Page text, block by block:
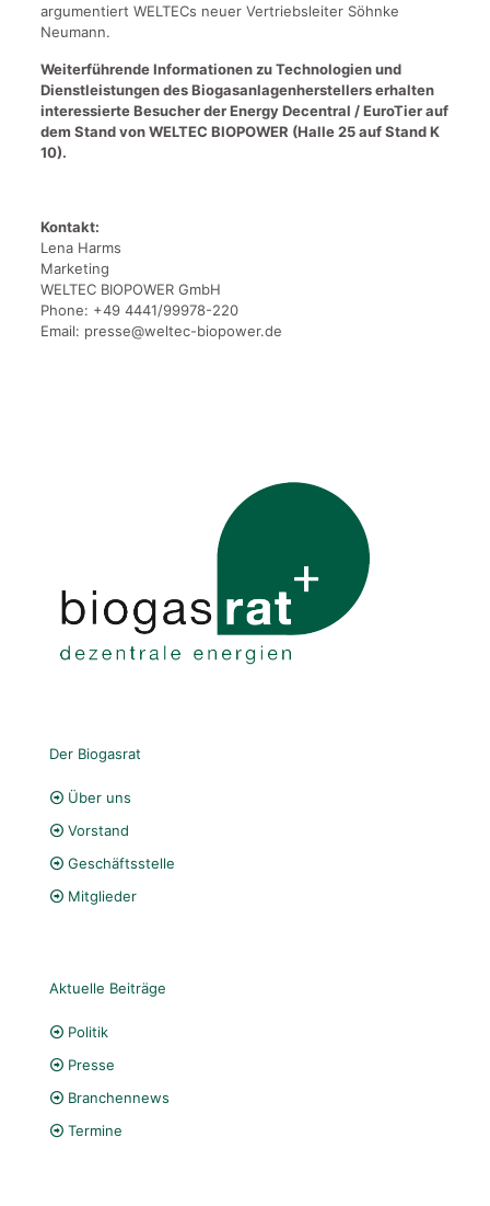
argumentiert WELTECs neuer Vertriebsleiter Söhnke
Neumann.
Weiterführende Informationen zu Technologien und
Dienstleistungen des Biogasanlagenherstellers erhalten
interessierte Besucher der Energy Decentral / EuroTier auf
dem Stand von WELTEC BIOPOWER (Halle 25 auf Stand K
10).
Kontakt:
Lena Harms
Marketing
WELTEC BIOPOWER GmbH
Phone: +49 4441/99978-220
Email: presse@weltec-biopower.de
Der Biogasrat
Über uns
Vorstand
Geschäftsstelle
Mitglieder
Aktuelle Beiträge
Politik
Presse
Branchennews
Termine